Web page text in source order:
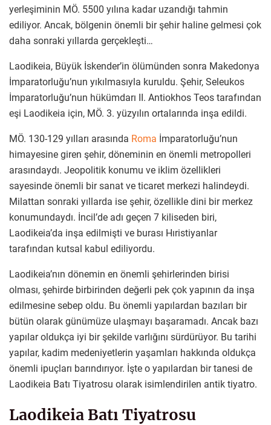
yerleşiminin MÖ. 5500 yılına kadar uzandığı tahmin
ediliyor. Ancak, bölgenin önemli bir şehir haline gelmesi çok
daha sonraki yıllarda gerçekleşti…
Laodikeia, Büyük İskender’in ölümünden sonra Makedonya
İmparatorluğu’nun yıkılmasıyla kuruldu. Şehir, Seleukos
İmparatorluğu’nun hükümdarı II. Antiokhos Teos tarafından
eşi Laodikeia için, MÖ. 3. yüzyılın ortalarında inşa edildi.
MÖ. 130-129 yılları arasında Roma İmparatorluğu’nun
himayesine giren şehir, döneminin en önemli metropolleri
arasındaydı. Jeopolitik konumu ve iklim özellikleri
sayesinde önemli bir sanat ve ticaret merkezi halindeydi.
Milattan sonraki yıllarda ise şehir, özellikle dini bir merkez
konumundaydı. İncil’de adı geçen 7 kiliseden biri,
Laodikeia’da inşa edilmişti ve burası Hıristiyanlar
tarafından kutsal kabul ediliyordu.
Laodikeia’nın dönemin en önemli şehirlerinden birisi
olması, şehirde birbirinden değerli pek çok yapının da inşa
edilmesine sebep oldu. Bu önemli yapılardan bazıları bir
bütün olarak günümüze ulaşmayı başaramadı. Ancak bazı
yapılar oldukça iyi bir şekilde varlığını sürdürüyor. Bu tarihi
yapılar, kadim medeniyetlerin yaşamları hakkında oldukça
önemli ipuçları barındırıyor. İşte o yapılardan bir tanesi de
Laodikeia Batı Tiyatrosu olarak isimlendirilen antik tiyatro.
Laodikeia Batı Tiyatrosu